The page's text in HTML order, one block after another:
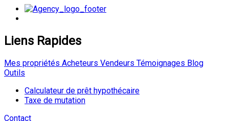
Liens Rapides
Mes propriétés Acheteurs Vendeurs Témoignages Blog
Outils
Calculateur de prêt hypothécaire
Taxe de mutation
Contact